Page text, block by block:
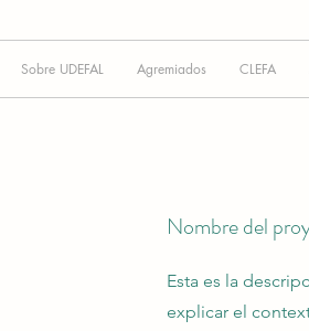
Sobre UDEFAL Agremiados CLEFA
Nombre del
Esta es la
explicar el